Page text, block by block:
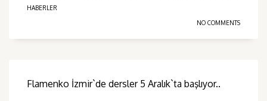
HABERLER
NO COMMENTS
Flamenko İzmir`de dersler 5 Aralık`ta başlıyor..